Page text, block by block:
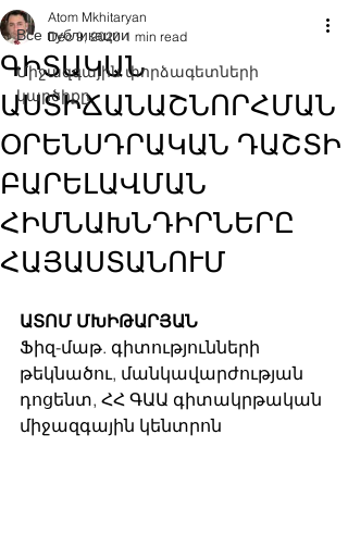
Все публикации
Միջազգային փորձագետների
կարծիքը
ԳԻՏԱԿԱՆ
ԱՍՏԻՃԱՆԱՇՆՈՐՀՄԱՆ
ՕՐԵՆՍԴՐԱԿԱՆ ԴԱՇՏԻ
ԲԱՐԵԼԱՎՄԱՆ
ՀԻՄՆԱԽՆԴԻՐՆԵՐԸ
ՀԱՅԱՍՏԱՆՈՒՄ
Atom Mkhitaryan
Dec 9, 2020 1 min read
ԱՏՈՄ ՄԽԻԹԱՐՅԱՆ
Ֆիզ-մաթ. գիտությունների
թեկնածու, մանկավարժության
դոցենտ, ՀՀ ԳԱԱ գիտակրթական
միջազգային կենտրոն